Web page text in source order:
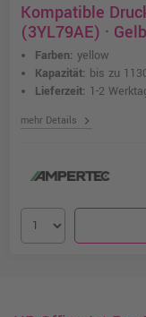
Kompatible
(3YL79AE) · Gelb
Farben: yellow
Kapazität: bis zu
Lieferzeit: 1-2
mehr Details chevron_right